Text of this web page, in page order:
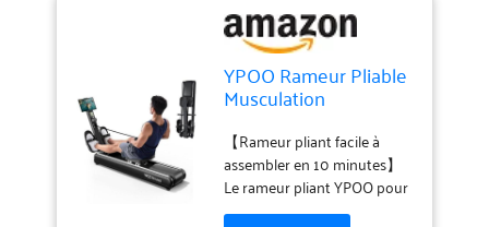
YPOO Rameur Pliable
Musculation
Rameur Magnétique
Silencieux,16 Niveaux
Résistance Réglable,
Rails Doubles,
【Rameur pliant facile à
assembler en 10 minutes】
Le rameur pliant YPOO pour
usage domestique permet